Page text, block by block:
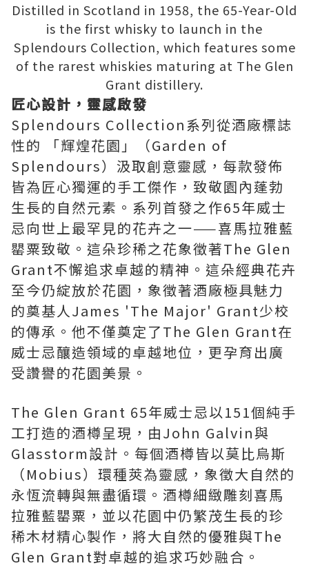
Distilled in Scotland in 1958, the 65-Year-Old
is the first whisky to launch in the
Splendours Collection, which features some
of the rarest whiskies maturing at The Glen
Grant distillery.
匠心設計，靈感啟發
Splendours Collection系列從酒廠標誌
性的 「輝煌花園」（Garden of
Splendours）汲取創意靈感，每款發佈
皆為匠心獨運的手工傑作，致敬園內蓬勃
生長的自然元素。系列首發之作65年威士
忌向世上最罕見的花卉之一——喜馬拉雅藍
罌粟致敬。這朵珍稀之花象徵著The Glen
Grant不懈追求卓越的精神。這朵經典花卉
至今仍綻放於花園，象徵著酒廠極具魅力
的奠基人James 'The Major' Grant少校
的傳承。他不僅奠定了The Glen Grant在
威士忌釀造領域的卓越地位，更孕育出廣
受讚譽的花園美景。
The Glen Grant 65年威士忌以151個純手
工打造的酒樽呈現，由John Galvin與
Glasstorm設計。每個酒樽皆以莫比烏斯
（Mobius）環種莢為靈感，象徵大自然的
永恆流轉與無盡循環。酒樽細緻雕刻喜馬
拉雅藍罌粟，並以花園中仍繁茂生長的珍
稀木材精心製作，將大自然的優雅與The
Glen Grant對卓越的追求巧妙融合。